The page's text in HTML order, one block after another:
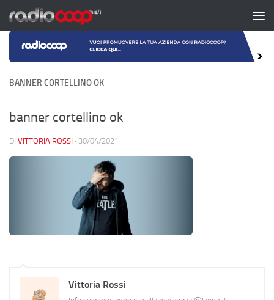
Salta al contenuto
BANNER CORTELLINO OK
banner cortellino ok
DI VITTORIA ROSSI · 30/04/2021
Vittoria Rossi